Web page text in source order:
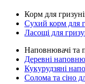
Корм для
Сухий корм для
Ласощі для
Наповнювачі та
Деревні
Кукурудзяні
Солома та сіно